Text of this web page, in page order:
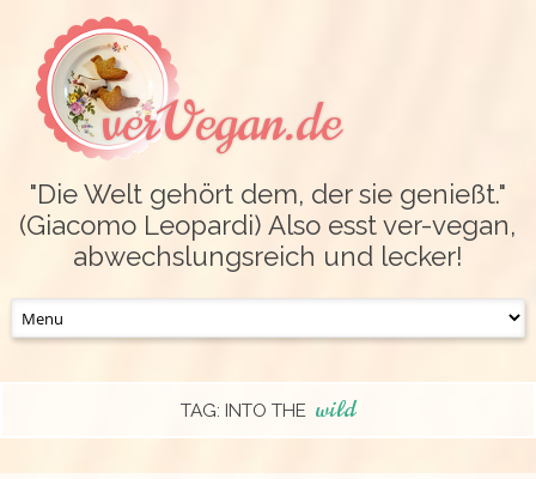
verVegan.de
"Die Welt gehört dem, der sie genießt."
(Giacomo Leopardi) Also esst ver-vegan,
abwechslungsreich und lecker!
to
TAG: INTO THE wild